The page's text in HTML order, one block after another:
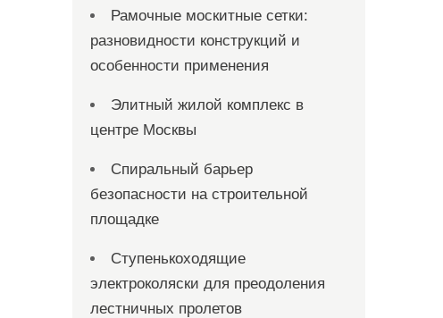
Рамочные москитные сетки:
разновидности конструкций и
особенности применения
Элитный жилой комплекс в
центре Москвы
Спиральный барьер
безопасности на строительной
площадке
Ступенькоходящие
электроколяски для преодоления
лестничных пролетов